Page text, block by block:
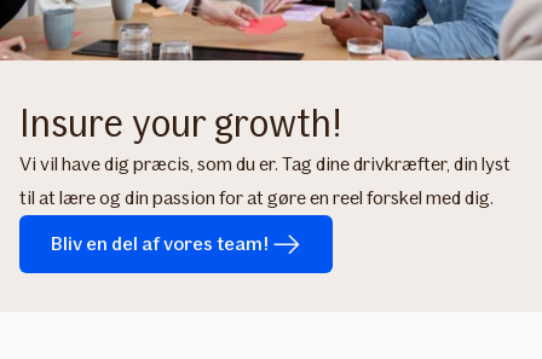
Insure your growth!
Vi vil have dig præcis, som du er. Tag dine drivkræfter, din lyst
til at lære og din passion for at gøre en reel forskel med dig.
Bliv en del af vores team!